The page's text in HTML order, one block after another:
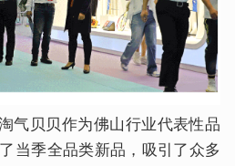
贝贝作为佛山行业代表性品
当季全品类新品，吸引了众多